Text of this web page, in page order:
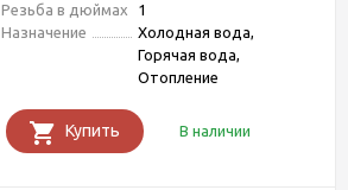
Резьба в дюймах
1
Назначение
Холодная вода,
Горячая вода,
Отопление
Купить В наличии